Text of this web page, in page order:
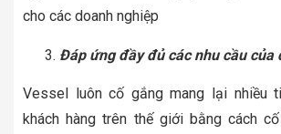
cho các doanh nghiệp
Đáp ứng đầy đủ các nhu cầu của
Vessel luôn cố gắng mang lại nhiều
khách hàng trên thế giới bằng cách